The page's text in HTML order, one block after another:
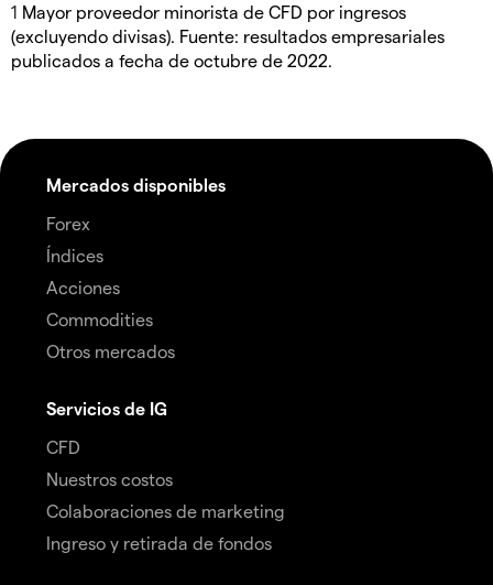
1 Mayor proveedor minorista de CFD por ingresos
(excluyendo divisas). Fuente: resultados empresariales
publicados a fecha de octubre de 2022.
Mercados disponibles
Forex
Índices
Acciones
Commodities
Otros mercados
Servicios de IG
CFD
Nuestros costos
Colaboraciones de marketing
Ingreso y retirada de fondos